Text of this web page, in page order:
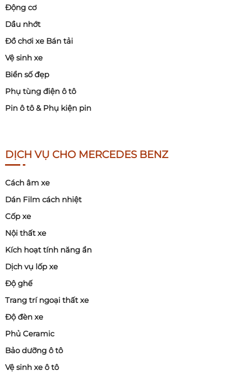
Động cơ
Dầu nhớt
Đồ chơi xe Bán tải
Vệ sinh xe
Biển số đẹp
Phụ tùng điện ô tô
Pin ô tô & Phụ kiện pin
DỊCH VỤ CHO MERCEDES BENZ
Cách âm xe
Dán Film cách nhiệt
Cốp xe
Nội thất xe
Kích hoạt tính năng ẩn
Dịch vụ lốp xe
Độ ghế
Trang trí ngoại thất xe
Độ đèn xe
Phủ Ceramic
Bảo dưỡng ô tô
Vệ sinh xe ô tô